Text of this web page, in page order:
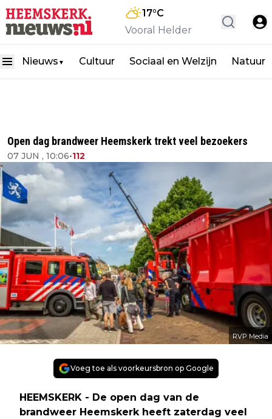
17°C
Vooral Helder
Nieuws ▼ Cultuur Sociaal en Welzijn Natuur
Open dag brandweer Heemskerk trekt veel bezoekers
07 JUN , 10:06•112
RVP Media
Voeg toe als voorkeursbron op Google
HEEMSKERK - De open dag van de
brandweer Heemskerk heeft zaterdag veel